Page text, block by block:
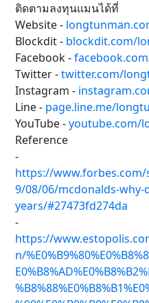
ติดตามลงทุนแมนได้ที่
Website -
Blockdit - blockdit.com/
Facebook -
Twitter -twitter.com/
Instagram -
Line - page.line.me/
YouTube -youtube.com/
Reference
-
https://
9/08/06/mcdonalds-
years/#27473fd274da
-
https://
n/